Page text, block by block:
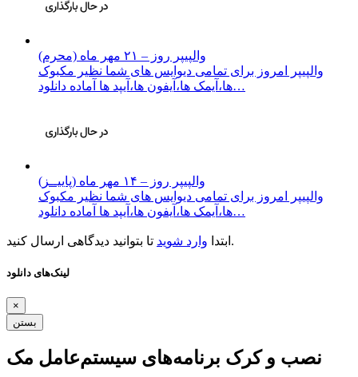
والپیپر روز – ۲۱ مهر ماه (محرم)
والپیپر امروز برای تمامی دیوایس های شما نظیر مکبوک
ها،آیمک ها،آیفون ها،آیپد ها آماده دانلود…
والپیپر روز – ۱۴ مهر ماه (پاییــز)
والپیپر امروز برای تمامی دیوایس های شما نظیر مکبوک
ها،آیمک ها،آیفون ها،آیپد ها آماده دانلود…
ابتدا وارد شوید تا بتوانید دیدگاهی ارسال کنید.
لینک‌های دانلود
×
بستن
نصب و کرک برنامه‌های سیستم‌عامل مک